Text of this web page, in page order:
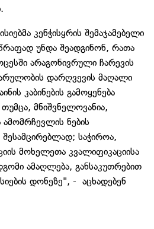
კენჭისყრის შემაჯამებელი
უნდა შეადგინონ, რათა
არაგონივრული ჩარევის
დარღვევის მაღალი
კაბინების გამოყენება
მნიშვნელოვანია,
ნების
საჭიროა,
მოხელეთა კვალიფიკაციისა
ამაღლება, განსაკუთრებით
დონეზე", - აცხადებენ